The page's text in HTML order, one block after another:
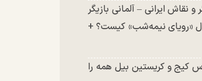
و نقاش ایرانی – آلمانی بازیگر
«رویای نیمه‌شب» کیست؟ +
کیج و کریستین بیل همه را